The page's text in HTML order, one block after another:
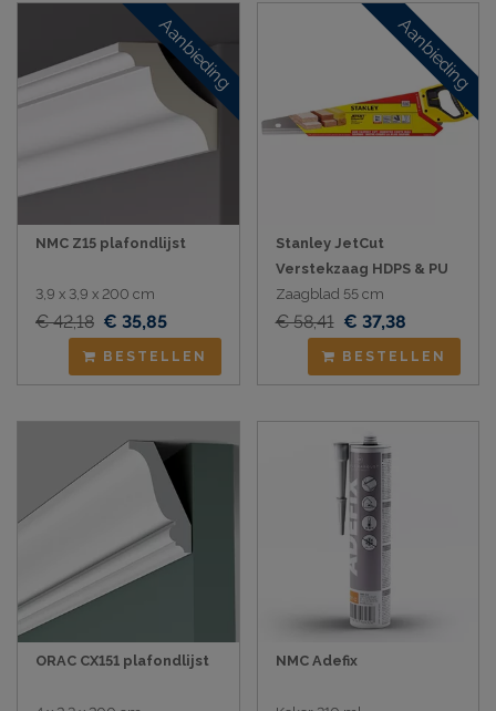
Aanbieding
NMC Z15 plafondlijst
3,9 x 3,9 x 200 cm
€ 42,18 € 35,85
BESTELLEN
Aanbieding
Stanley JetCut
Verstekzaag HDPS & PU
Zaagblad 55 cm
€ 58,41 € 37,38
BESTELLEN
ORAC CX151 plafondlijst NMC Adefix